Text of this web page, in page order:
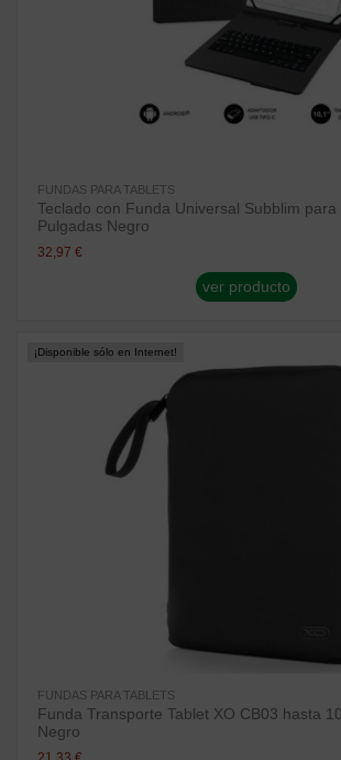
FUNDAS PARA TABLETS
Teclado con Funda Universal Subblim para
Pulgadas Negro
32,97 €
ver producto
¡Disponible sólo en Internet!
FUNDAS PARA TABLETS
Funda Transporte Tablet XO CB03 hasta
Negro